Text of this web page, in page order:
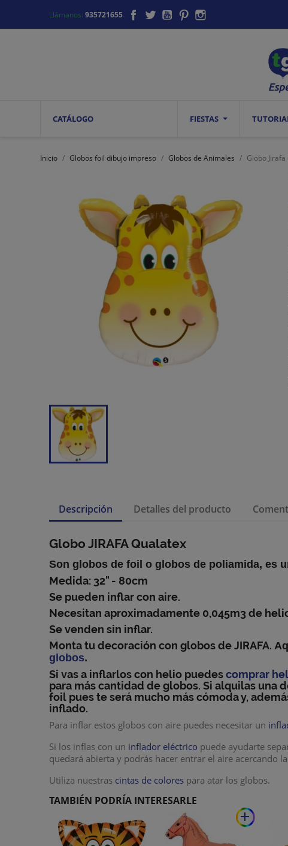
Llámanos:935721655 Facebook
TwitterYouTubePinterest
CATÁLOGO FIESTAS
Inicio Globos foil dibujo impreso Globos de Animales Globo
Descripción Detalles del producto
Globo JIRAFA Qualatex
Songlobos de foil oglobos de poliamida,es
Medida: 32" - 80cm
Se pueden inflar con aire.
Necesitan aproximadamente 0,045m3 de
Se venden sin inflar.
Monta tudecoración con globos de JIRAFA.
globos.
Si vas a inflarlos con helio puedescomprar
para más cantidad de globos. Si alquilas una
foil pues te será mucho más cómoda y,
inflado.
Para inflar estos globos con aire puedes necesitar un
Si los inflas con un inflador eléctrico puede ayudarte
quedará abierta y podrás hacer entrar el aire acercando
Utiliza nuestras cintas de colores para atar los globos.
TAMBIÉN PODRÍA INTERESARLE
add